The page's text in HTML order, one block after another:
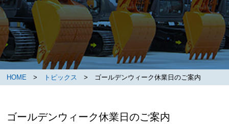
HOME > トピックス > ゴールデンウィーク休業日のご案内
ゴールデンウィーク休業日のご案内